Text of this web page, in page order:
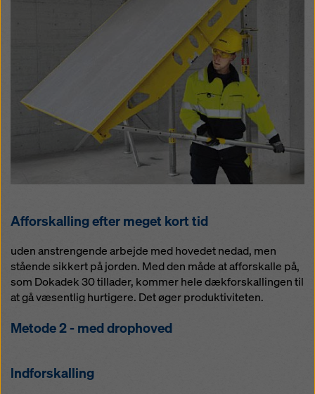
Afforskalling efter meget kort tid
uden anstrengende arbejde med hovedet nedad, men
stående sikkert på jorden. Med den måde at afforskalle på,
som Dokadek 30 tillader, kommer hele dækforskallingen til
at gå væsentlig hurtigere. Det øger produktiviteten.
Metode 2 - med drophoved
lndforskalling